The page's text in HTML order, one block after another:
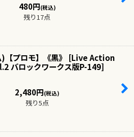
480円(税込)
残り17点
プロモ】《黒》 [Live Action
バロックワークス版P-149]
2,480円(税込)
残り5点